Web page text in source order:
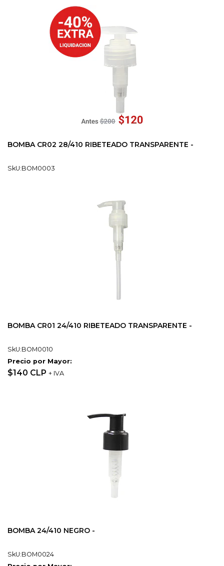
BOMBA CR02 28/410 RIBETEADO TRANSPARENTE -
SkU:BOM0003
BOMBA CR01 24/410 RIBETEADO TRANSPARENTE -
SkU:BOM0010
Precio por Mayor:
$140 CLP + IVA
BOMBA 24/410 NEGRO -
SkU:BOM0024